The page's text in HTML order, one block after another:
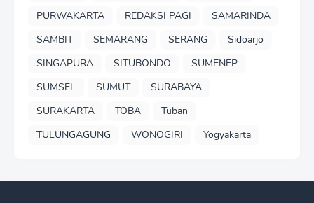
PURWAKARTA
REDAKSI PAGI
SAMARINDA
SAMBIT
SEMARANG SERANG
Sidoarjo
SINGAPURA
SITUBONDO
SUMENEP
SUMSEL
SUMUT
SURABAYA
SURAKARTA
TOBA
Tuban
TULUNGAGUNG
WONOGIRI Yogyakarta